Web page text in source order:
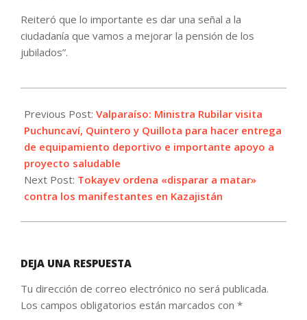
Reiteró que lo importante es dar una señal a la
ciudadanía que vamos a mejorar la pensión de los
jubilados”.
01-
07
Previous Post: Valparaíso: Ministra Rubilar visita
Puchuncaví, Quintero y Quillota para hacer entrega
de equipamiento deportivo e importante apoyo a
proyecto saludable
Next Post: Tokayev ordena «disparar a matar»
contra los manifestantes en Kazajistán
DEJA UNA RESPUESTA
Tu dirección de correo electrónico no será publicada.
Los campos obligatorios están marcados con *